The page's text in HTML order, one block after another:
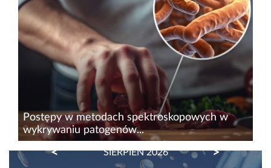
nowoczesna farmakoterapia i cyfryzacja
systemu opieki zdrowotnej to kluczowe
kierunki, w które inwestuje YouNick Mint.
Innowacyjne start-upy...
Postępy w metodach spektroskopowych w
wykrywaniu patogenów...
Szybkie wykrywanie patogenów przenoszonych
SIERPIEŃ 2026
PREVIOUS NEXT